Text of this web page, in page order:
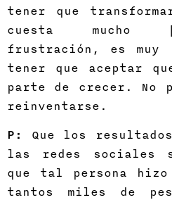
tener que
cuesta mucho
frustración, es muy
tener que aceptar
parte de crecer. No
reinventarse.
P:
Que los
las redes sociales
que tal persona
tantos miles de